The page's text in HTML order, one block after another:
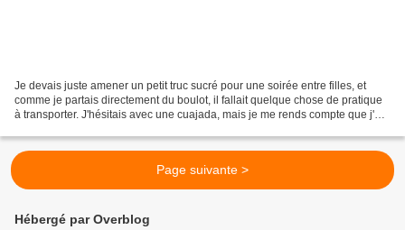
Je devais juste amener un petit truc sucré pour une soirée entre filles, et
comme je partais directement du boulot, il fallait quelque chose de pratique
à transporter. J'hésitais avec une cuajada, mais je me rends compte que j'en
Page suivante >
Hébergé par Overblog